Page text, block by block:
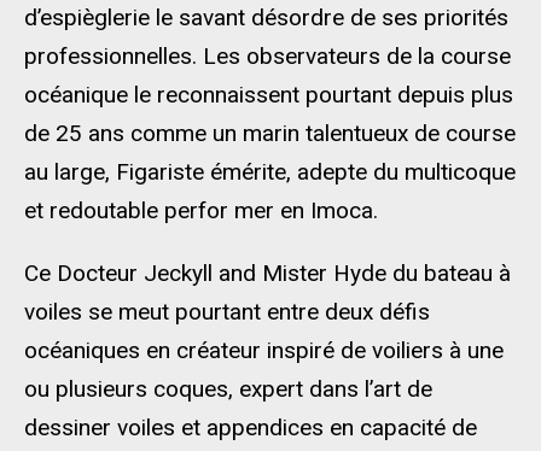
d’espièglerie le savant désordre de ses priorités
professionnelles. Les observateurs de la course
océanique le reconnaissent pourtant depuis plus
de 25 ans comme un marin talentueux de course
au large, Figariste émérite, adepte du multicoque
et redoutable perfor mer en Imoca.
Ce Docteur Jeckyll and Mister Hyde du bateau à
voiles se meut pourtant entre deux défis
océaniques en créateur inspiré de voiliers à une
ou plusieurs coques, expert dans l’art de
dessiner voiles et appendices en capacité de